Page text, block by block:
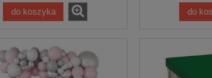
do koszyka do